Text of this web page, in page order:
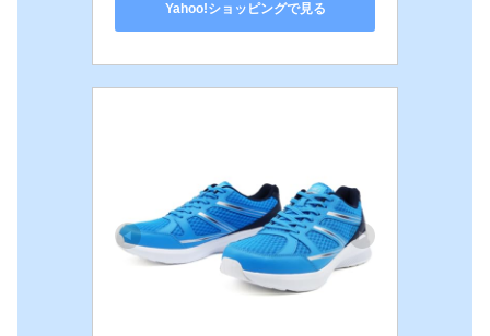
Yahoo!ショッピングで見る